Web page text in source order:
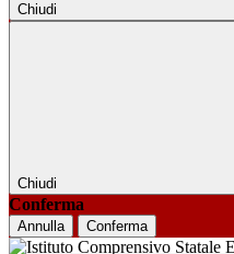
Chiudi
Chiudi
Conferma
Annulla Conferma